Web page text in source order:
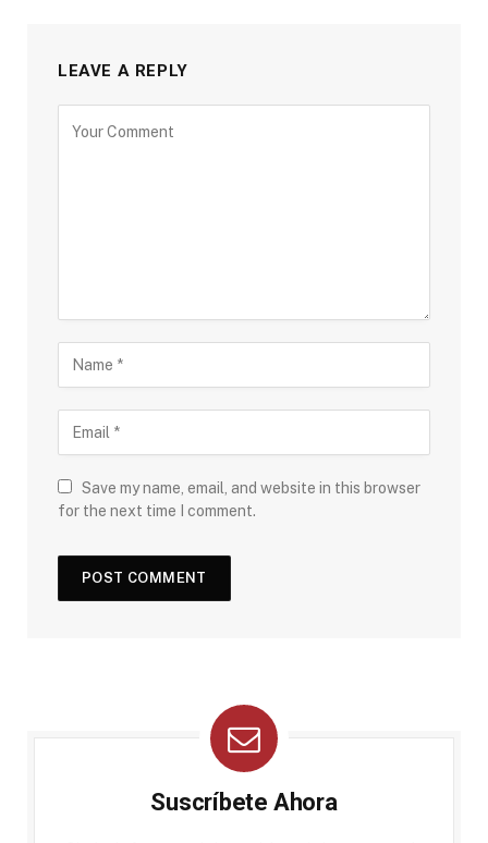
LEAVE A REPLY
Save my name, email, and website in this browser
for the next time I comment.
Suscríbete Ahora